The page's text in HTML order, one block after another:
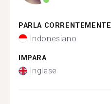
PARLA CORRENTEMENTE
Indonesiano
IMPARA
Inglese